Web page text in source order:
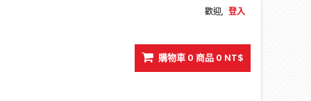
歡迎, 登入
購物車 0 商品 0 NT$